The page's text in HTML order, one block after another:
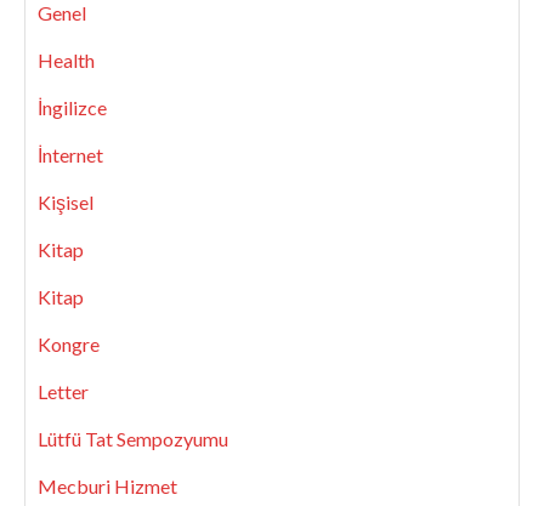
Genel
Health
İngilizce
İnternet
Kişisel
Kitap
Kitap
Kongre
Letter
Lütfü Tat Sempozyumu
Mecburi Hizmet